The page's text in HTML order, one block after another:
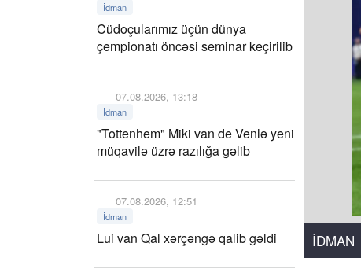
İdman
Cüdoçularımız üçün dünya
çempionatı öncəsi seminar keçirilib
07.08.2026, 13:18
İdman
"Tottenhem" Miki van de Venlə yeni
müqavilə üzrə razılığa gəlib
07.08.2026, 12:51
İdman
Lui van Qal xərçəngə qalib gəldi İDMAN